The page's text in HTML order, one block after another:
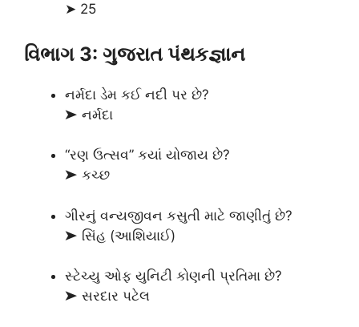
➤ 25
વિભાગ 3: ગુજરાત પંથકજ્ઞાન
નર્મદા ડેમ કઈ નદી પર છે?
➤ નર્મદા
“રણ ઉત્સવ” કયાં યોજાય છે?
➤ કચ્છ
ગીરનું વન્યજીવન કસુતી માટે જાણીતું છે?
➤ સિંહ (આશિયાઈ)
સ્ટેચ્યુ ઓફ યુનિટી કોણની પ્રતિમા છે?
➤ સરદાર પટેલ